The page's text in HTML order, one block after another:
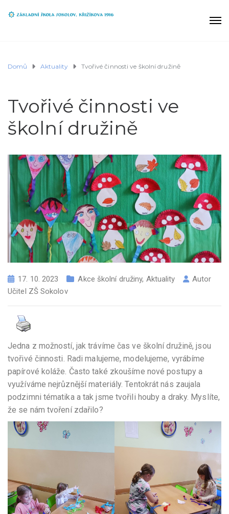
Domů Aktuality Tvořivé činnosti ve školní družině
Tvořivé činnosti ve
školní družině
17. 10. 2023 Akce školní družiny, Aktuality
Autor
Učitel ZŠ Sokolov
Jedna z možností, jak trávíme čas ve školní družině, jsou
tvořivé činnosti. Radi malujeme, modelujeme, vyrábíme
papírové koláže. Často také zkoušíme nové postupy a
využíváme nejrůznější materiály. Tentokrát nás zaujala
podzimni tématika a tak jsme tvořili houby a draky. Myslíte,
že se nám tvoření zdařilo?